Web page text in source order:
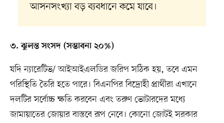
আসনসংখ্যা বড় ব্যবধানে কমে যাবে।
৩. ঝুলন্ত সংসদ (সম্ভাবনা ২০%)
যদি ন্যারেটিভ/ আইআইএলডির জরিপ সঠিক হয়, তবে এমন
পরিস্থিতি তৈরি হতে পারে। বিএনপির বিদ্রোহী প্রার্থীরা এখানে
দলটির সর্বোচ্চ ক্ষতি করবেন এবং তরুণ ভোটারদের মধ্যে
জামায়াতের জোয়ার বাস্তবে রূপ নেবে। কোনো জোটই সরকার